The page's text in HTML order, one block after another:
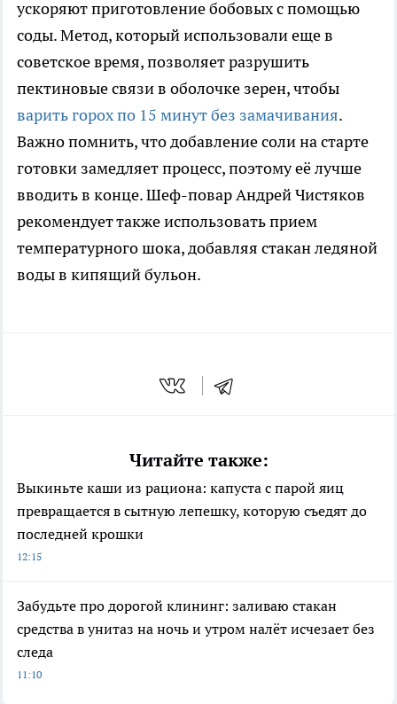
ускоряют приготовление бобовых с помощью
соды. Метод, который использовали еще в
советское время, позволяет разрушить
пектиновые связи в оболочке зерен, чтобы
варить горох по 15 минут без замачивания.
Важно помнить, что добавление соли на старте
готовки замедляет процесс, поэтому её лучше
вводить в конце. Шеф-повар Андрей Чистяков
рекомендует также использовать прием
температурного шока, добавляя стакан ледяной
воды в кипящий бульон.
Читайте также:
Выкиньте каши из рациона: капуста с парой яиц
превращается в сытную лепешку, которую съедят до
последней крошки
12:15
Забудьте про дорогой клининг: заливаю стакан
средства в унитаз на ночь и утром налёт исчезает без
следа
11:10